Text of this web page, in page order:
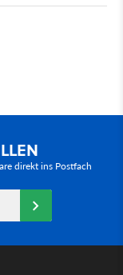
direkt ins Postfach